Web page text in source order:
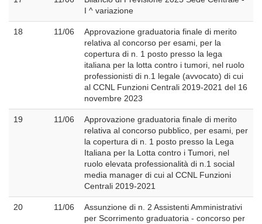
I ^ variazione
18 11/06
Approvazione graduatoria finale di merito
relativa al concorso per esami, per la
copertura di n. 1 posto presso la lega
italiana per la lotta contro i tumori, nel ruolo
professionisti di n.1 legale (avvocato) di cui
al CCNL Funzioni Centrali 2019-2021 del 16
novembre 2023
19 11/06
Approvazione graduatoria finale di merito
relativa al concorso pubblico, per esami, per
la copertura di n. 1 posto presso la Lega
Italiana per la Lotta contro i Tumori, nel
ruolo elevata professionalità di n.1 social
media manager di cui al CCNL Funzioni
Centrali 2019-2021
20 11/06
Assunzione di n. 2 Assistenti Amministrativi
per Scorrimento graduatoria - concorso per